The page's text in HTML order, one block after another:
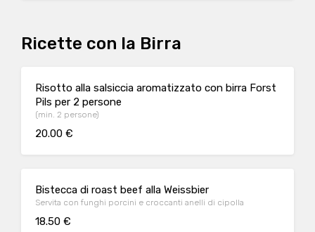
Ricette con la Birra
Risotto alla salsiccia aromatizzato con birra Forst
Pils per 2 persone
(min. 2 persone)
20.00 €
Bistecca di roast beef alla Weissbier
Servita con funghi porcini e croccanti anelli di cipolla
18.50 €